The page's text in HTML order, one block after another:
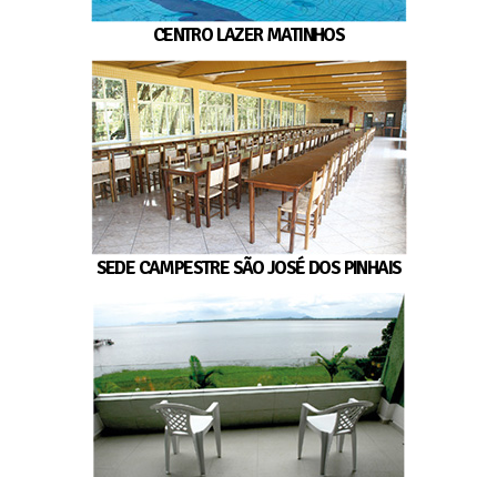
CENTRO LAZER MATINHOS
SEDE CAMPESTRE SÃO JOSÉ DOS PINHAIS